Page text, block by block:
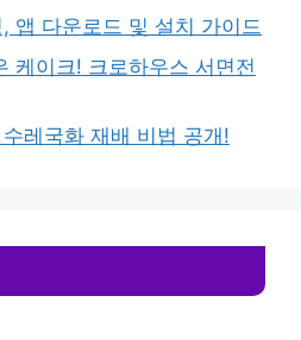
앱 다운로드 및 설치 가이드
케이크! 크로하우스 서면전
레국화 재배 비법 공개!